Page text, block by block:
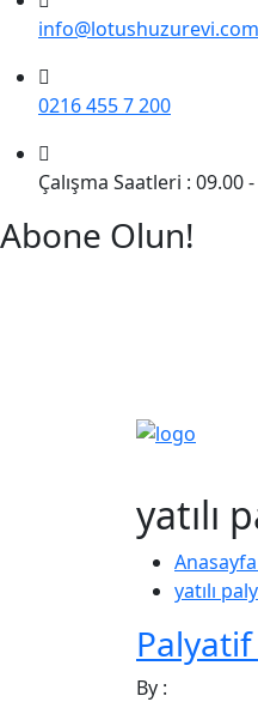
0216 455 7 200
Çalışma Saatleri : 09.00
Abone Olun!
yatılı
Anasayfa
yatılı
Palyatif
By :